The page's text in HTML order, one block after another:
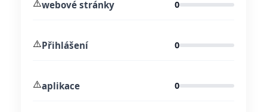
⚠️webové stránky 0
⚠️Přihlášení 0
⚠️aplikace 0